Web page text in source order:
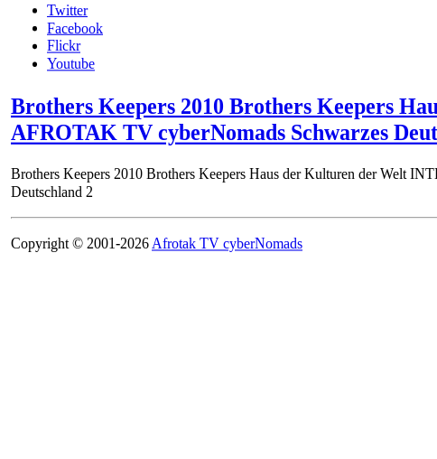
Twitter
Facebook
Flickr
Youtube
Brothers Keepers 2010 Brothers Keepers
AFROTAK TV cyberNomads Schwarzes
Brothers Keepers 2010 Brothers Keepers Haus der Kulturen der Welt
Deutschland 2
Copyright © 2001-2026Afrotak TV cyberNomads